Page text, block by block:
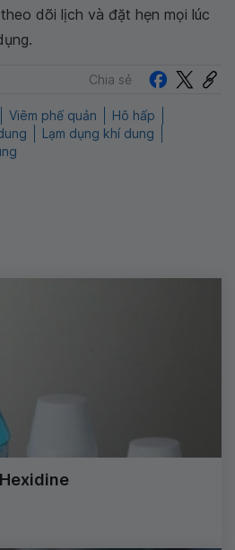
dõi lịch và đặt hẹn mọi lúc
Chia sẻ
Viêm phế quản
Hô hấp
Lạm dụng khí dung